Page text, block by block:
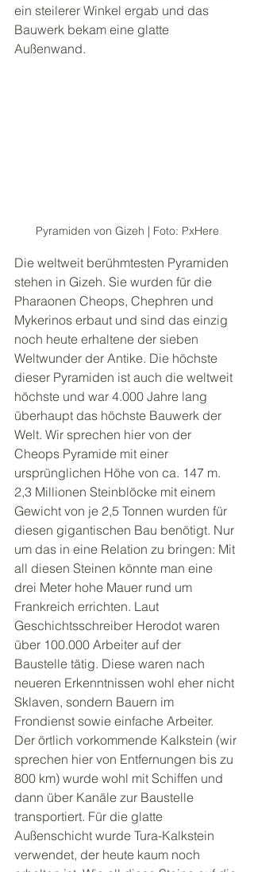
ein steilerer Winkel ergab und das
Bauwerk bekam eine glatte
Außenwand.
Pyramiden von Gizeh | Foto: PxHere
Die weltweit berühmtesten Pyramiden
stehen in Gizeh. Sie wurden für die
Pharaonen Cheops, Chephren und
Mykerinos erbaut und sind das einzig
noch heute erhaltene der sieben
Weltwunder der Antike. Die höchste
dieser Pyramiden ist auch die weltweit
höchste und war 4.000 Jahre lang
überhaupt das höchste Bauwerk der
Welt. Wir sprechen hier von der
Cheops Pyramide mit einer
ursprünglichen Höhe von ca. 147 m.
2,3 Millionen Steinblöcke mit einem
Gewicht von je 2,5 Tonnen wurden für
diesen gigantischen Bau benötigt. Nur
um das in eine Relation zu bringen: Mit
all diesen Steinen könnte man eine
drei Meter hohe Mauer rund um
Frankreich errichten. Laut
Geschichtsschreiber Herodot waren
über 100.000 Arbeiter auf der
Baustelle tätig. Diese waren nach
neueren Erkenntnissen wohl eher nicht
Sklaven, sondern Bauern im
Frondienst sowie einfache Arbeiter.
Der örtlich vorkommende Kalkstein (wir
sprechen hier von Entfernungen bis zu
800 km) wurde wohl mit Schiffen und
dann über Kanäle zur Baustelle
transportiert. Für die glatte
Außenschicht wurde Tura-Kalkstein
verwendet, der heute kaum noch